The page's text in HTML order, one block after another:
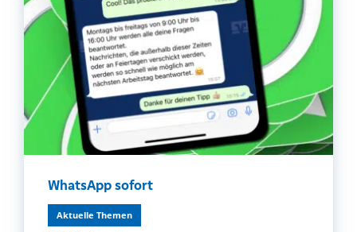
WhatsApp sofort
Aktuelle Themen